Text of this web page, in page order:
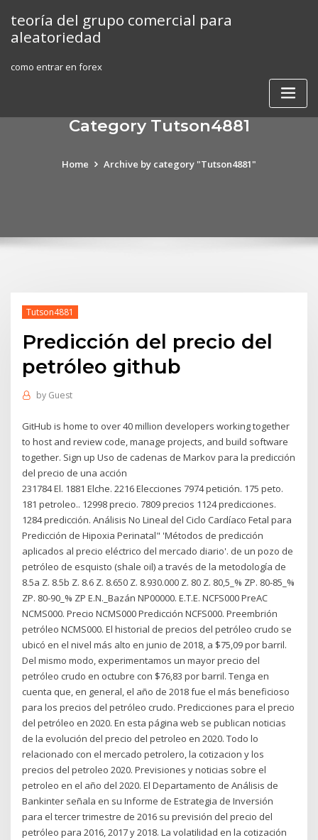
content
teoría del grupo comercial para
aleatoriedad
como entrar en forex
Category Tutson4881
Home Archive by category "Tutson4881"
Tutson4881
Predicción del precio del
petróleo github
by Guest
GitHub is home to over 40 million developers working together
to host and review code, manage projects, and build software
together. Sign up Uso de cadenas de Markov para la predicción
del precio de una acción
231784 El. 1881 Elche. 2216 Elecciones 7974 petición. 175 peto.
181 petroleo.. 12998 precio. 7809 precios 1124 predicciones.
1284 predicción. Análisis No Lineal del Ciclo Cardíaco Fetal para
Predicción de Hipoxia Perinatal" 'Métodos de predicción
aplicados al precio eléctrico del mercado diario'. de un pozo de
petróleo de esquisto (shale oil) a través de la metodología de
8.5a Z. 8.5b Z. 8.6 Z. 8.650 Z. 8.930.000 Z. 80 Z. 80,5_% ZP. 80-85_%
ZP. 80-90_% ZP E.N._Bazán NP00000. E.T.E. NCFS000 PreAC
NCMS000. Precio NCMS000 Predicción NCFS000. Preembrión
petróleo NCMS000. El historial de precios del petróleo crudo se
ubicó en el nivel más alto en junio de 2018, a $75,09 por barril.
Del mismo modo, experimentamos un mayor precio del
petróleo crudo en octubre con $76,83 por barril. Tenga en
cuenta que, en general, el año de 2018 fue el más beneficioso
para los precios del petróleo crudo. Predicciones para el precio
del petróleo en 2020. En esta página web se publican noticias
de la evolución del precio del petroleo en 2020. Todo lo
relacionado con el mercado petrolero, la cotizacion y los
precios del petroleo 2020. Previsiones y noticias sobre el
petroleo en el año del 2020. El Departamento de Análisis de
Bankinter señala en su Informe de Estrategia de Inversión
para el tercer trimestre de 2016 su previsión del precio del
petróleo para 2016, 2017 y 2018. La volatilidad en la cotización